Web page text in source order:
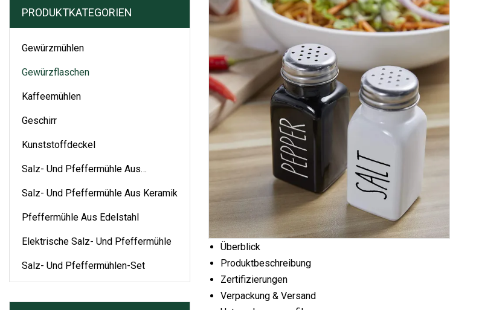
PRODUKTKATEGORIEN
Gewürzmühlen
Gewürzflaschen
Kaffeemühlen
Geschirr
Kunststoffdeckel
Salz- Und Pfeffermühle Aus
Salz- Und Pfeffermühle Aus Keramik
Pfeffermühle Aus Edelstahl
Elektrische Salz- Und Pfeffermühle
Salz- Und Pfeffermühlen-Set
Überblick
Produktbeschreibung
Zertifizierungen
Verpackung & Versand